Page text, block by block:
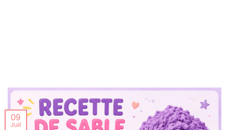
09
Juil